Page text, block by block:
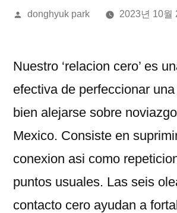
올
donghyuk park 2023년 10월
Nuestro ‘relacion cero’ es
efectiva de perfeccionar
bien alejarse sobre
Mexico. Consiste en
conexion asi­ como
puntos usuales. Las seis
contacto cero ayudan a